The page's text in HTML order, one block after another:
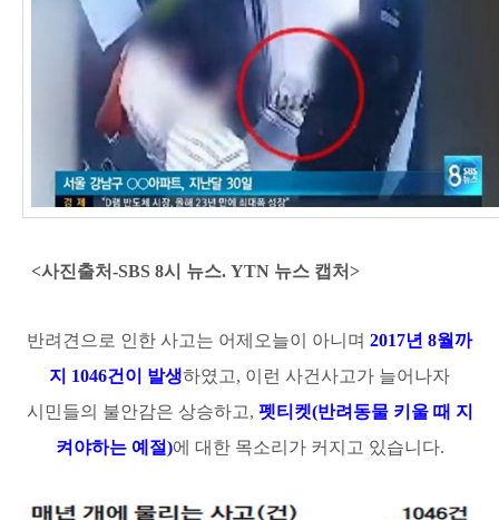
<사진출처-SBS 8시 뉴스. YTN 뉴스 캡처>
반려견으로 인한 사고는 어제오늘이 아니며 2017년 8월까
지 1046건이 발생하였고, 이런 사건사고가 늘어나자
시민들의 불안감은 상승하고, 펫티켓(반려동물 키울 때 지
켜야하는 예절)에 대한 목소리가 커지고 있습니다.